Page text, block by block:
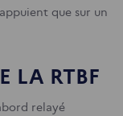
que sur un
LA RTBF
relayé